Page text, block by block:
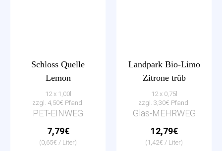
Schloss Quelle
Lemon
12 x 1,00l
zzgl. 4,50€ Pfand
PET-EINWEG
7,79€
(0,65€ / Liter)
Landpark Bio-Limo
Zitrone trüb
12 x 0,75l
zzgl. 3,30€ Pfand
Glas-MEHRWEG
12,79€
(1,42€ / Liter)